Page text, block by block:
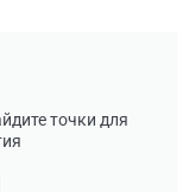
точки для